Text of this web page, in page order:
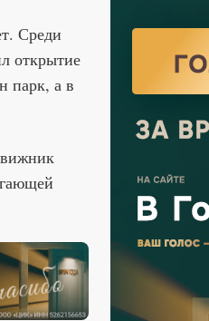
Среди
открытие
парк, а в